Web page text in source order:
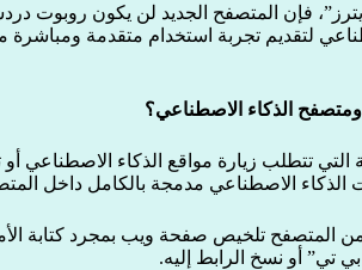
فإن المتصفح الجديد لن يكون روبوت
لتقديم تجربة استخدام متقدمة
ومتصفح الذكاء الاصطناعي؟
تتطلب زيارة مواقع الذكاء الاصطناعي
الذكاء الاصطناعي مدمجة بالكامل داخل
المتصفح تلخيص صفحة ويب بمجرد كتابة
تي” أو نسخ الرابط إليه.